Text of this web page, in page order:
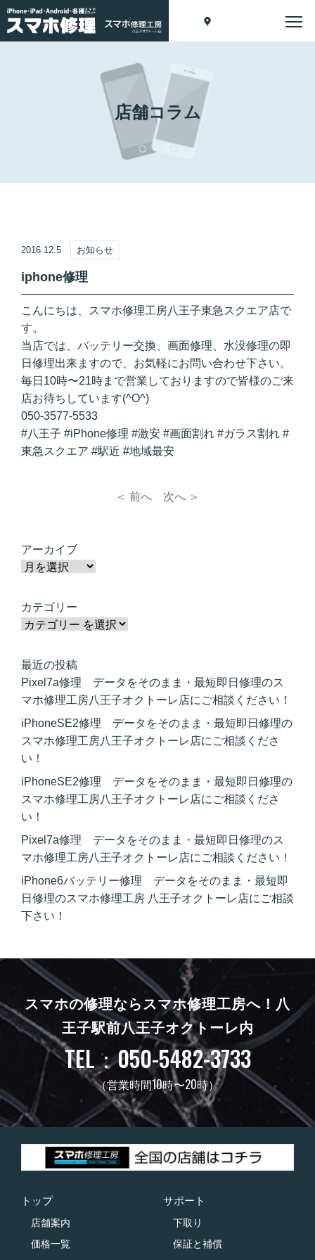
店舗コラム
2016.12.5 お知らせ
iphone修理
こんにちは、スマホ修理工房八王子東急スクエア店で
す。
当店では、バッテリー交換、画面修理、水没修理の即
日修理出来ますので、お気軽にお問い合わせ下さい。
毎日10時〜21時まで営業しておりますので皆様のご来
店お待ちしています(^O^)
050-3577-5533
#八王子 #iPhone修理 #激安 #画面割れ #ガラス割れ #
東急スクエア #駅近 #地域最安
＜ 前へ 次へ ＞
アーカイブ
カテゴリー
最近の投稿
Pixel7a修理 データをそのまま・最短即日修理のス
マホ修理工房八王子オクトーレ店にご相談ください！
iPhoneSE2修理 データをそのまま・最短即日修理の
スマホ修理工房八王子オクトーレ店にご相談くださ
い！
iPhoneSE2修理 データをそのまま・最短即日修理の
スマホ修理工房八王子オクトーレ店にご相談くださ
い！
Pixel7a修理 データをそのまま・最短即日修理のス
マホ修理工房八王子オクトーレ店にご相談ください！
iPhone6バッテリー修理 データをそのまま・最短即
日修理のスマホ修理工房 八王子オクトーレ店にご相談
下さい！
スマホの修理ならスマホ修理工房へ！ 八
王子駅前八王子オクトーレ内
TEL：050-5482-3733
（営業時間10時〜20時）
トップ
店舗案内
価格一覧
サポート
下取り
保証と補償